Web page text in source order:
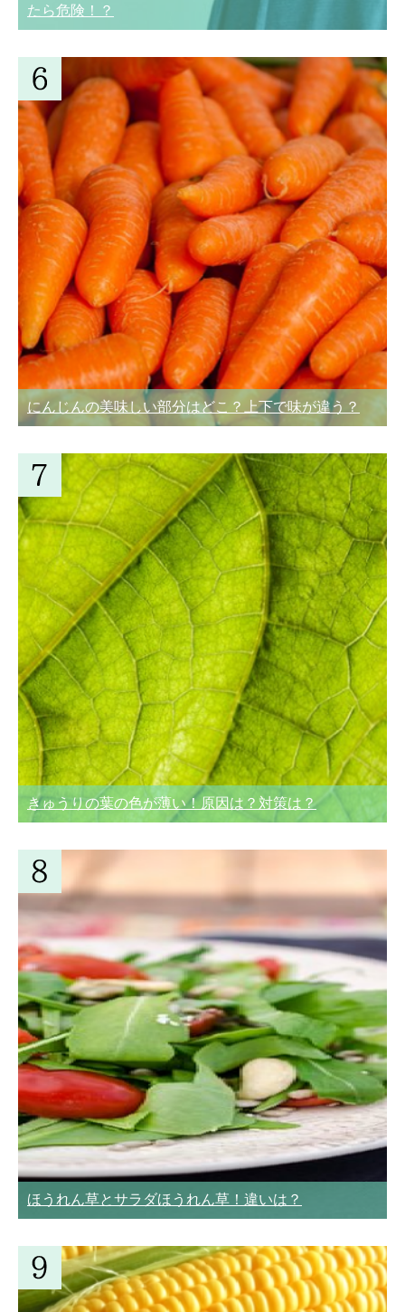
たら危険！？
にんじんの美味しい部分はどこ？上下で味が違う？
きゅうりの葉の色が薄い！原因は？対策は？
ほうれん草とサラダほうれん草！違いは？